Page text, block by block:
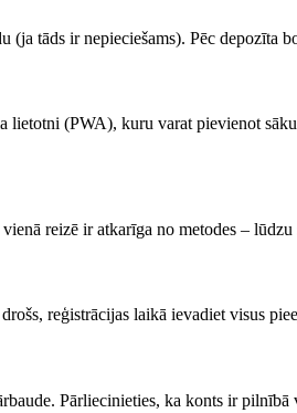
tāds ir nepieciešams). Pēc depozīta
(PWA), kuru varat pievienot
reizē ir atkarīga no metodes –
reģistrācijas laikā ievadiet visus
Pārliecinieties, ka konts ir pilnībā